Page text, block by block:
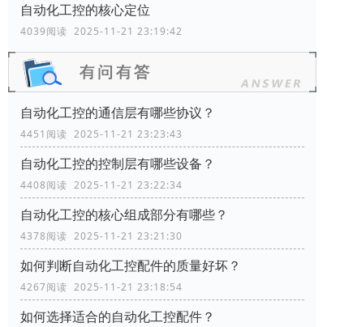
自动化工控的核心定位
4039阅读 2025-11-21 23:19:42
自动化工控的通信层有哪些协议？
4451阅读 2025-11-21 23:23:43
自动化工控的控制层有哪些设备？
4408阅读 2025-11-21 23:22:34
自动化工控的核心组成部分有哪些？
4378阅读 2025-11-21 23:21:30
如何判断自动化工控配件的质量好坏？
4267阅读 2025-11-21 23:18:54
如何选择适合的自动化工控配件？